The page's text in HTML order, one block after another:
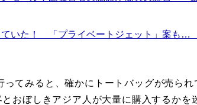
ていた！ 「プライベートジェット」案も…
てみると、確かにトートバッグが売られ
おぼしきアジア人が大量に購入するかを